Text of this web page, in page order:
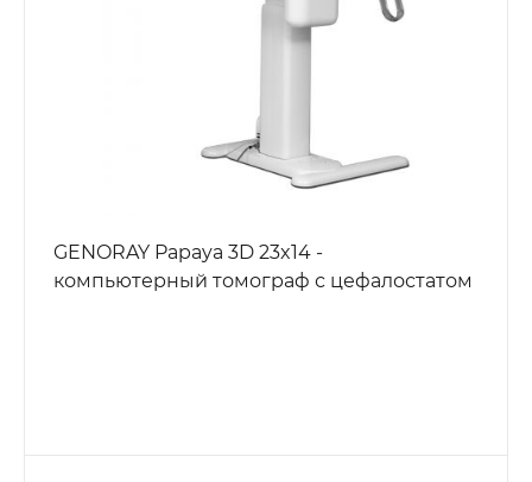
GENORAY Papaya 3D 23x14 -
компьютерный томограф с цефалостатом